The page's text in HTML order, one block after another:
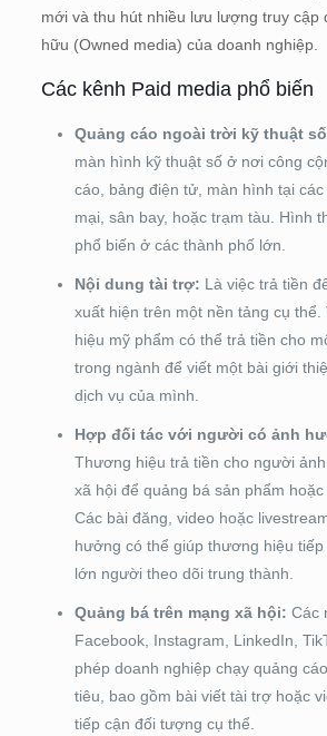
mới và thu hút nhiều lưu lượng truy cập
hữu (Owned media) của doanh nghiệp.
Các kênh Paid media phổ biến
Quảng cáo ngoài trời kỹ thuật
màn hình kỹ thuật số ở nơi công
cáo, bảng điện tử, màn hình tại
mại, sân bay, hoặc trạm tàu. Hình
phổ biến ở các thành phố lớn.
Nội dung tài trợ: Là việc trả tiền
xuất hiện trên một nền tảng cụ
hiệu mỹ phẩm có thể trả tiền cho
trong ngành để viết một bài giới
dịch vụ của mình.
Hợp đối tác với người có ảnh
Thương hiệu trả tiền cho người
xã hội để quảng bá sản phẩm
Các bài đăng, video hoặc
hưởng có thể giúp thương hiệu
lớn người theo dõi trung thành.
Quảng bá trên mạng xã hội: Các
Facebook, Instagram, LinkedIn,
phép doanh nghiệp chạy quảng
tiêu, bao gồm bài viết tài trợ hoặc
tiếp cận đối tượng cụ thể.